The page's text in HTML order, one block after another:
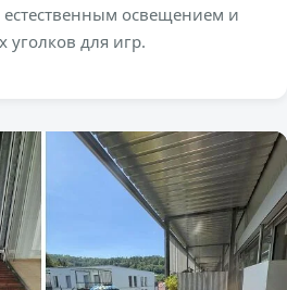
освещением и
для игр.